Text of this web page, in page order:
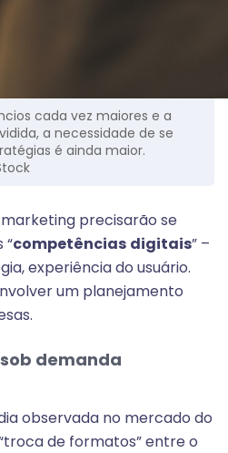
cada vez maiores e a
a necessidade de se
é ainda maior.
precisarão se
“competências digitais” –
experiência do usuário.
um planejamento
demanda
observada no mercado do
de formatos” entre o